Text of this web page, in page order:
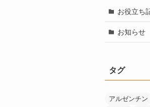
お役立ち
お知らせ
タグ
アルゼンチン